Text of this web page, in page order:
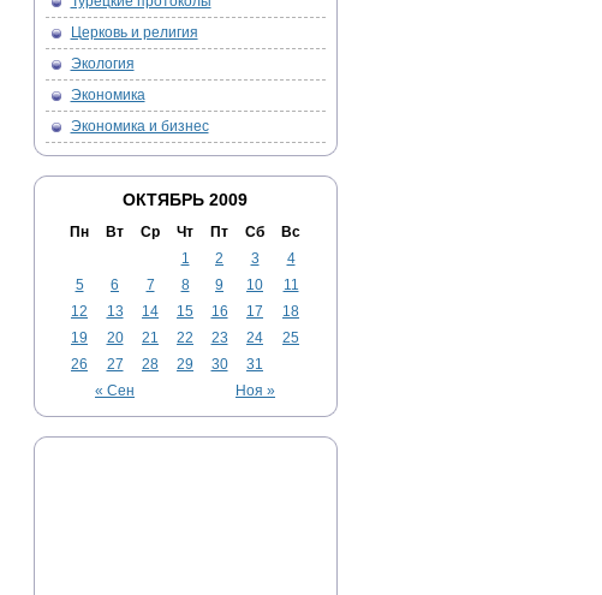
Церковь и религия
Экология
Экономика
Экономика и бизнес
ОКТЯБРЬ 2009
Пн Вт Ср Чт Пт Сб Вс
« Сен Ноя »
1 2 3
4
5
6 7 8 9 10
11
12
13 14 15 16 17
18
19
20 21 22 23 24
25
26
27 28 29 30 31